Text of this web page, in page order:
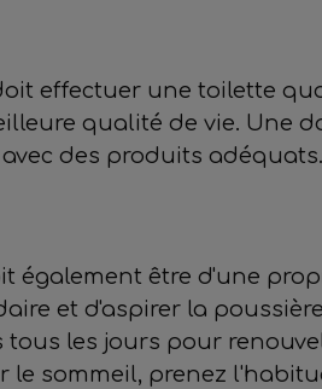
effectuer une toilette
qualité de vie. Une
des produits adéquats.
également être d'une
et d'aspirer la
tous les jours pour
le sommeil, prenez